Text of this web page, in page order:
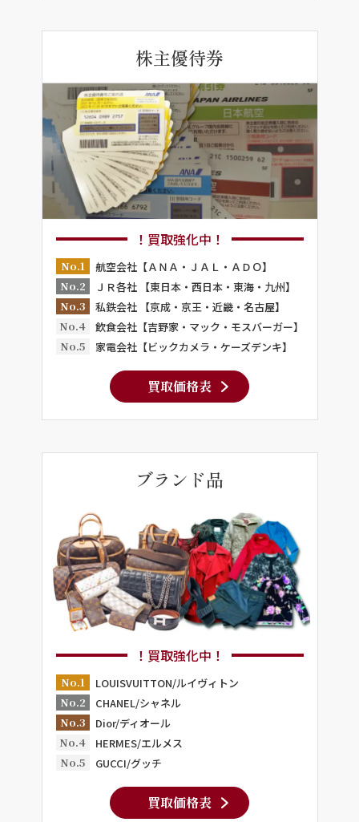
株主優待券
！買取強化中！
No.1
航空会社【ＡＮＡ・ＪＡＬ・ＡＤＯ】
No.2
ＪＲ各社 【東日本・西日本・東海・九州】
No.3
私鉄会社 【京成・京王・近畿・名古屋】
No.4
飲食会社【吉野家・マック・モスバーガー】
No.5
家電会社【ビックカメラ・ケーズデンキ】
買取価格表
ブランド品
！買取強化中！
No.1
LOUISVUITTON/ルイヴィトン
No.2
CHANEL/シャネル
No.3
Dior/ディオール
No.4
HERMES/エルメス
No.5
GUCCI/グッチ
買取価格表